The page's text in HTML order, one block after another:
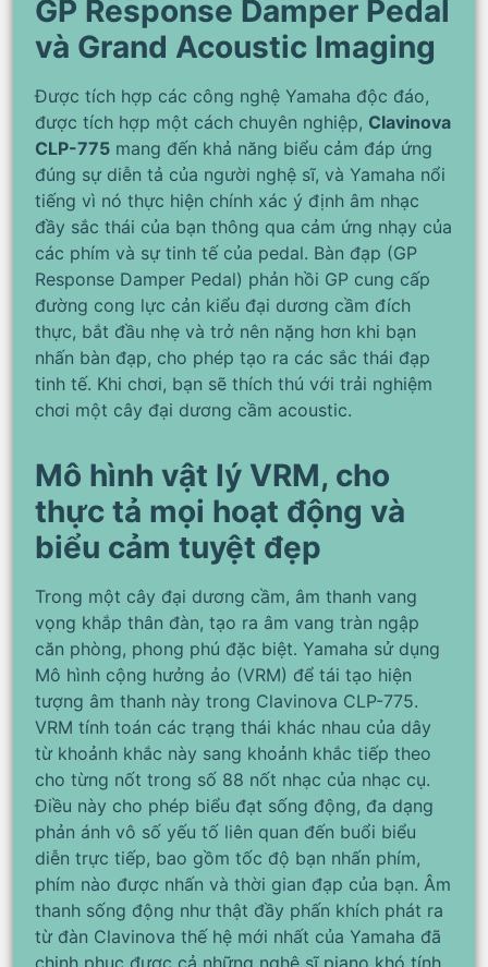
GP Response Damper Pedal
và Grand Acoustic Imaging
Được tích hợp các công nghệ Yamaha độc đáo,
được tích hợp một cách chuyên nghiệp, Clavinova
CLP-775 mang đến khả năng biểu cảm đáp ứng
đúng sự diễn tả của người nghệ sĩ, và Yamaha nổi
tiếng vì nó thực hiện chính xác ý định âm nhạc
đầy sắc thái của bạn thông qua cảm ứng nhạy của
các phím và sự tinh tế của pedal. Bàn đạp (GP
Response Damper Pedal) phản hồi GP cung cấp
đường cong lực cản kiểu đại dương cầm đích
thực, bắt đầu nhẹ và trở nên nặng hơn khi bạn
nhấn bàn đạp, cho phép tạo ra các sắc thái đạp
tinh tế. Khi chơi, bạn sẽ thích thú với trải nghiệm
chơi một cây đại dương cầm acoustic.
Mô hình vật lý VRM, cho
thực tả mọi hoạt động và
biểu cảm tuyệt đẹp
Trong một cây đại dương cầm, âm thanh vang
vọng khắp thân đàn, tạo ra âm vang tràn ngập
căn phòng, phong phú đặc biệt. Yamaha sử dụng
Mô hình cộng hưởng ảo (VRM) để tái tạo hiện
tượng âm thanh này trong Clavinova CLP-775.
VRM tính toán các trạng thái khác nhau của dây
từ khoảnh khắc này sang khoảnh khắc tiếp theo
cho từng nốt trong số 88 nốt nhạc của nhạc cụ.
Điều này cho phép biểu đạt sống động, đa dạng
phản ánh vô số yếu tố liên quan đến buổi biểu
diễn trực tiếp, bao gồm tốc độ bạn nhấn phím,
phím nào được nhấn và thời gian đạp của bạn. Âm
thanh sống động như thật đầy phấn khích phát ra
từ đàn Clavinova thế hệ mới nhất của Yamaha đã
chinh phục được cả những nghệ sĩ piano khó tính